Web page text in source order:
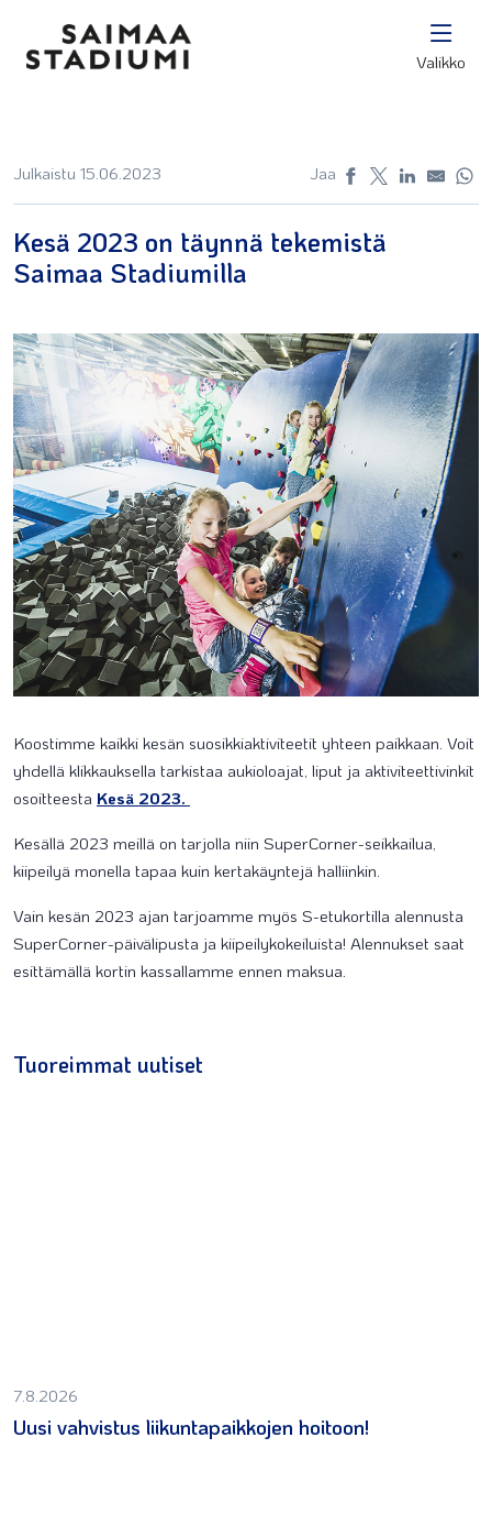
Valikko
Julkaistu 15.06.2023 Jaa
Kesä 2023 on täynnä tekemistä
Saimaa Stadiumilla
Koostimme kaikki kesän suosikkiaktiviteetit yhteen paikkaan. Voit
yhdellä klikkauksella tarkistaa aukioloajat, liput ja aktiviteettivinkit
osoitteesta Kesä 2023.
Kesällä 2023 meillä on tarjolla niin SuperCorner-seikkailua,
kiipeilyä monella tapaa kuin kertakäyntejä halliinkin.
Vain kesän 2023 ajan tarjoamme myös S-etukortilla alennusta
SuperCorner-päivälipusta ja kiipeilykokeiluista! Alennukset saat
esittämällä kortin kassallamme ennen maksua.
Tuoreimmat uutiset
7.8.2026
Uusi vahvistus liikuntapaikkojen hoitoon!